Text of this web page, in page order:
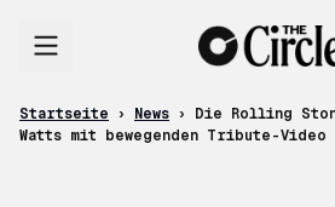
Startseite › News ›
Die Rolling
Watts mit bewegenden Tribute-Video